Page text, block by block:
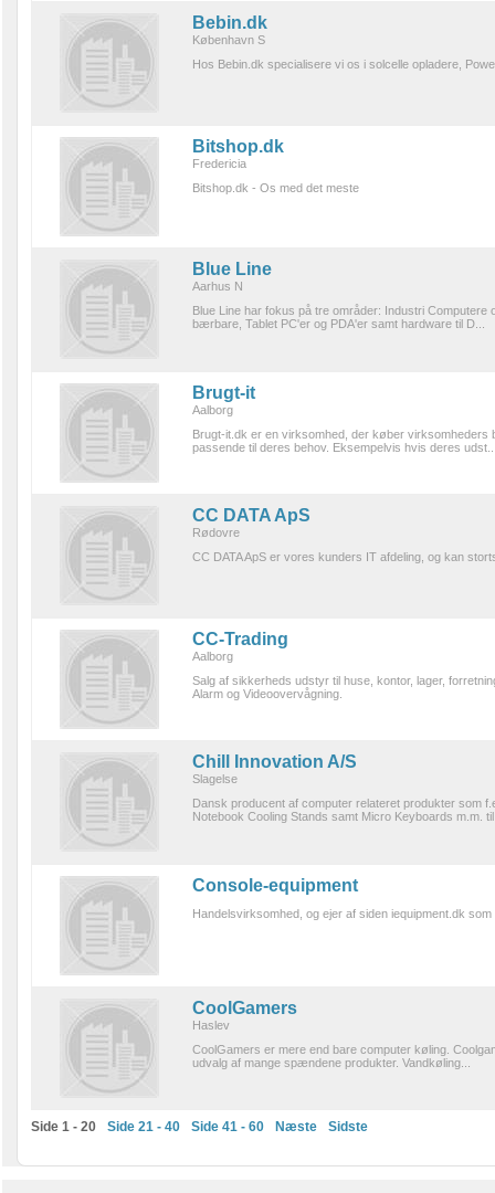
Bebin.dk
København S
Hos Bebin.dk specialisere vi os i solcelle opladere,
Bitshop.dk
Fredericia
Bitshop.dk - Os med det meste
Blue Line
Aarhus N
Blue Line har fokus på tre områder: Industri
bærbare, Tablet PC'er og PDA'er samt hardware til D...
Brugt-it
Aalborg
Brugt-it.dk er en virksomhed, der køber
passende til deres behov. Eksempelvis hvis deres
CC DATA ApS
Rødovre
CC DATA ApS er vores kunders IT afdeling, og kan
CC-Trading
Aalborg
Salg af sikkerheds udstyr til huse, kontor, lager,
Alarm og Videoovervågning.
Chill Innovation A/S
Slagelse
Dansk producent af computer relateret produkter som
Notebook Cooling Stands samt Micro Keyboards m.m.
Console-equipment
Handelsvirksomhed, og ejer af siden iequipment.dk
CoolGamers
Haslev
CoolGamers er mere end bare computer køling.
udvalg af mange spændene produkter. Vandkøling...
Side 1 - 20 Side 21 - 40 Side 41 - 60 Næste Sidste